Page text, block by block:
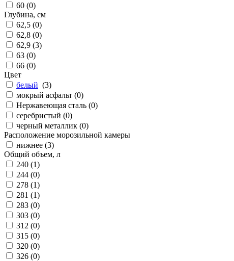
60 (0)
Глубина, см
62,5 (0)
62,8 (0)
62,9 (3)
63 (0)
66 (0)
Цвет
белый (3)
мокрый асфальт (0)
Нержавеющая сталь (0)
серебристый (0)
черный металлик (0)
Расположение морозильной камеры
нижнее (3)
Общий объем, л
240 (1)
244 (0)
278 (1)
281 (1)
283 (0)
303 (0)
312 (0)
315 (0)
320 (0)
326 (0)